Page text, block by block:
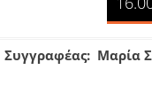
Συγγραφέας: Μαρία